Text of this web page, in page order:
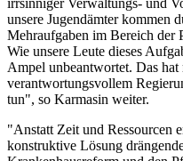
irrsinniger Verwaltungs- und
unsere Jugendämter kommen
Mehraufgaben im Bereich der
Wie unsere Leute dieses
Ampel unbeantwortet. Das
verantwortungsvollem
tun", so Karmasin weiter.
"Anstatt Zeit und Ressourcen
konstruktive Lösung